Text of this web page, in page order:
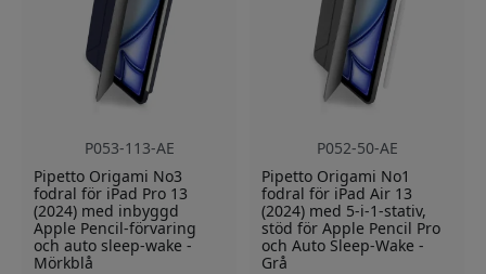
P053-113-AE
Pipetto Origami No3
fodral för iPad Pro 13
(2024) med inbyggd
Apple Pencil-förvaring
och auto sleep-wake -
Mörkblå
P052-50-AE
Pipetto Origami No1
fodral för iPad Air 13
(2024) med 5-i-1-stativ,
stöd för Apple Pencil Pro
och Auto Sleep-Wake -
Grå